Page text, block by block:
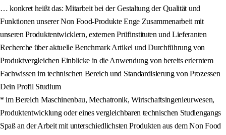
… konkret heißt das: Mitarbeit bei der Gestaltung der Qualität und
Funktionen unserer Non Food-Produkte Enge Zusammenarbeit mit
unseren Produktentwicklern, externen Prüfinstituten und Lieferanten
Recherche über aktuelle Benchmark Artikel und Durchführung von
Produktvergleichen Einblicke in die Anwendung von bereits erlerntem
Fachwissen im technischen Bereich und Standardisierung von Prozessen
Dein Profil Studium
* im Bereich Maschinenbau, Mechatronik, Wirtschaftsingenieurwesen,
Produktentwicklung oder eines vergleichbaren technischen Studiengangs
Spaß an der Arbeit mit unterschiedlichsten Produkten aus dem Non Food